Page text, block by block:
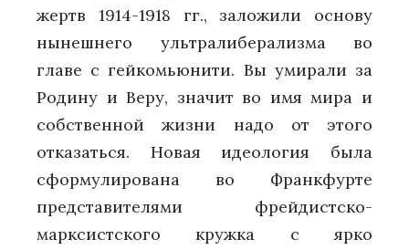
жертв 1914-1918 гг., заложили основу
нынешнего ультралиберализма во
главе с гейкомьюнити. Вы умирали за
Родину и Веру, значит во имя мира и
собственной жизни надо от этого
отказаться. Новая идеология была
сформулирована во Франкфурте
представителями фрейдистско-
марксистского кружка с ярко